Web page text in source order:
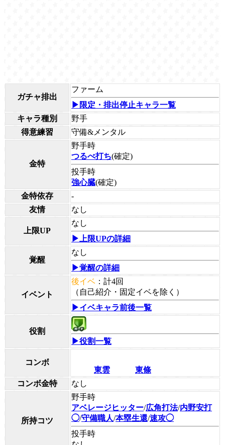
ガチャ排出
ファーム
▶限定・排出停止キャラ一覧
キャラ種別
野手
得意練習
守備&メンタル
金特
野手時
つるべ打ち(確定)
投手時
強心臓(確定)
金特依存
-
友情
なし
上限UP
なし
▶上限UPの詳細
覚醒
なし
▶覚醒の詳細
イベント
後イベ ：計4回
（自己紹介・固定イベを除く）
▶イベキャラ前後一覧
役割
▶役割一覧
コンボ
東雲
東條
コンボ金特
なし
所持コツ
野手時
アベレージヒッター/広角打法/内野安打
◯/守備職人/本塁生還/速攻◯
投手時